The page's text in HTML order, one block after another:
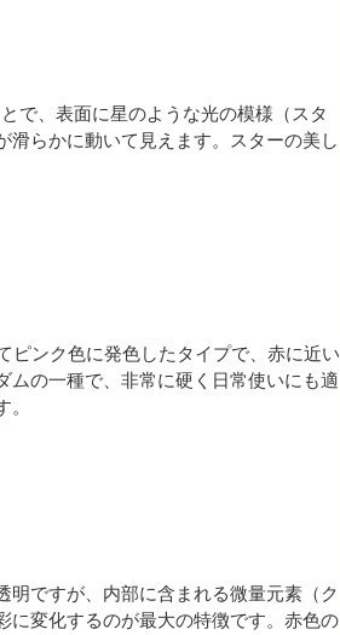
で、表面に星のような光の模様（スタ
らかに動いて見えます。スターの美し
ピンク色に発色したタイプで、赤に近い
ムの一種で、非常に硬く日常使いにも適
明ですが、内部に含まれる微量元素（ク
に変化するのが最大の特徴です。赤色の